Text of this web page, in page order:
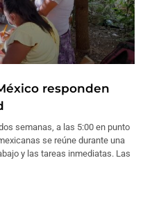
responden
semanas, a las 5:00 en punto
se reúne durante una
y las tareas inmediatas. Las